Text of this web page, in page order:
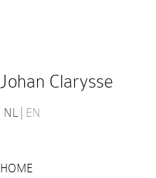
Johan Clarysse
NL EN
HOME